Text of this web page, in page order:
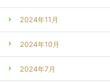
2024年11月
2024年10月
2024年7月